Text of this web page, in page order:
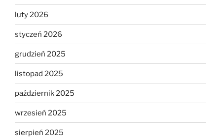
luty 2026
styczeń 2026
grudzień 2025
listopad 2025
październik 2025
wrzesień 2025
sierpień 2025